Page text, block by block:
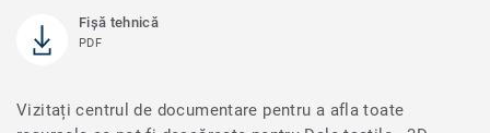
Fișă tehnică
PDF
Vizitați centrul de documentare pentru a afla toate